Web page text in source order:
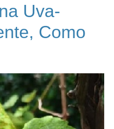
Uva-
Como